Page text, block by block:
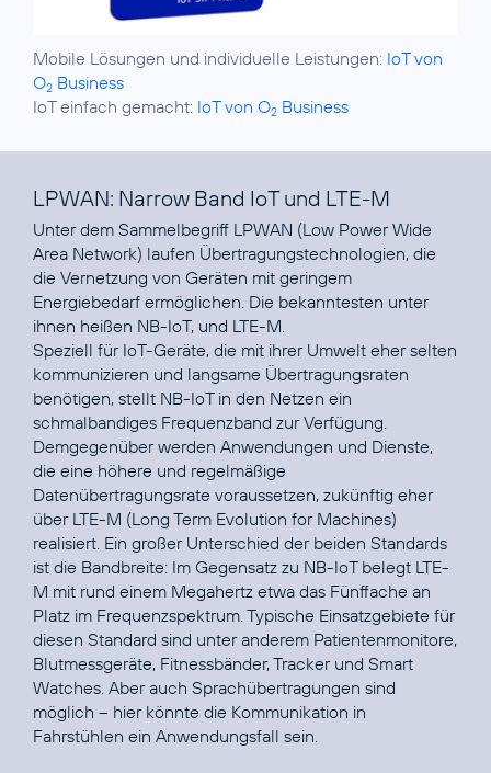
Mobile Lösungen und individuelle Leistungen: IoT von
O2 Business
IoT einfach gemacht: IoT von O2 Business
LPWAN: Narrow Band IoT und LTE-M
Unter dem Sammelbegriff LPWAN (Low Power Wide
Area Network) laufen Übertragungs­technologien, die
die Vernetzung von Geräten mit geringem
Energiebedarf ermöglichen. Die bekanntesten unter
ihnen heißen NB-IoT, und LTE-M.
Speziell für IoT-Geräte, die mit ihrer Umwelt eher selten
kommunizieren und langsame Übertragungsraten
benötigen, stellt NB-IoT in den Netzen ein
schmalbandiges Frequenzband zur Verfügung.
Demgegenüber werden Anwendungen und Dienste,
die eine höhere und regelmäßige
Datenübertragungsrate voraussetzen, zukünftig eher
über LTE-M (Long Term Evolution for Machines)
realisiert. Ein großer Unterschied der beiden Standards
ist die Bandbreite: Im Gegensatz zu NB-IoT belegt LTE-
M mit rund einem Megahertz etwa das Fünffache an
Platz im Frequenzspektrum. Typische Einsatzgebiete für
diesen Standard sind unter anderem Patientenmonitore,
Blutmessgeräte, Fitnessbänder, Tracker und Smart
Watches. Aber auch Sprachübertragungen sind
möglich – hier könnte die Kommunikation in
Fahrstühlen ein Anwendungsfall sein.